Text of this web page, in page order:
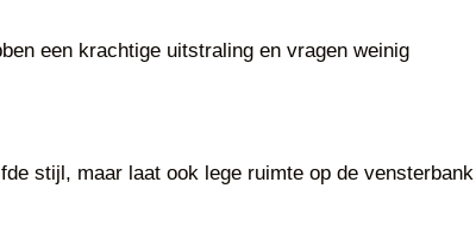
een krachtige uitstraling en vragen weinig
stijl, maar laat ook lege ruimte op de vensterbank